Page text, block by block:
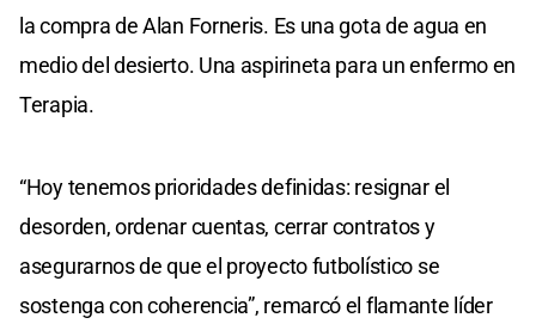
la compra de Alan Forneris. Es una gota de agua en
medio del desierto. Una aspirineta para un enfermo en
Terapia.
“Hoy tenemos prioridades definidas: resignar el
desorden, ordenar cuentas, cerrar contratos y
asegurarnos de que el proyecto futbolístico se
sostenga con coherencia”, remarcó el flamante líder